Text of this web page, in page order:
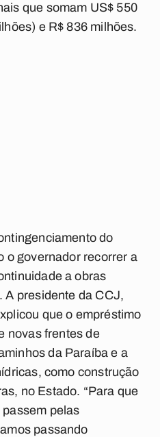
que somam US$ 550
e R$ 836 milhões.
do
o governador recorrer a
a obras
A presidente da CCJ,
que o empréstimo
novas frentes de
da Paraíba e a
como construção
no Estado. “Para que
pelas
passando